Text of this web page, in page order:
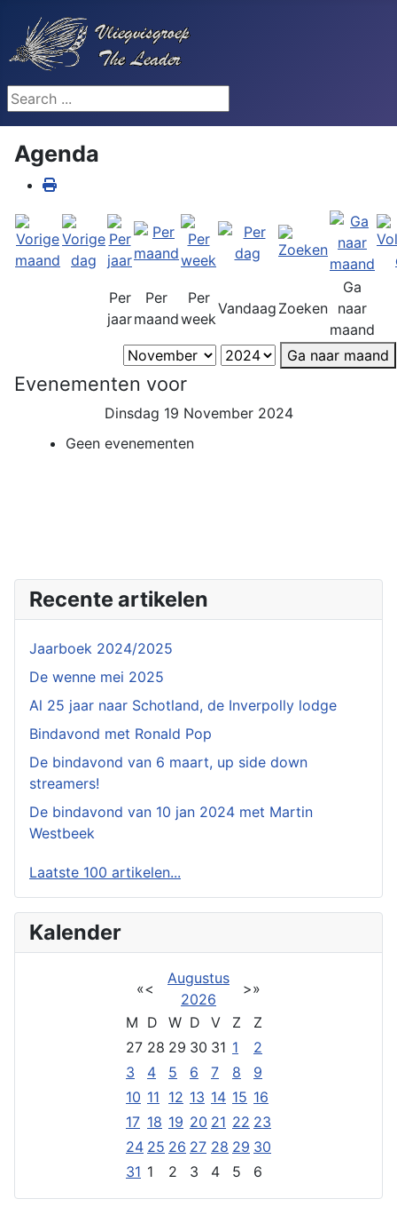
Search ...
Agenda
Per
jaar
Per
maand
Per
week
Vandaag Zoeken
Ga
naar
maand
Ga naar maand
Evenementen voor
Dinsdag 19 November 2024
Geen evenementen
Recente artikelen
Jaarboek 2024/2025
De wenne mei 2025
Al 25 jaar naar Schotland, de Inverpolly lodge
Bindavond met Ronald Pop
De bindavond van 6 maart, up side down
streamers!
De bindavond van 10 jan 2024 met Martin
Westbeek
Laatste 100 artikelen...
Kalender
«<
Augustus
2026
>»
M D W D V Z
Z
27 28 29 30 31 1
2
3
4 5 6 7 8
9
10 11 12 13 14 15 16
17 18 19 20 21 22 23
24 25 26 27 28 29 30
31 1 2 3 4 5 6